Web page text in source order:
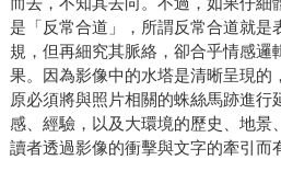
是「反常合道」，所謂反常合道就是
規，但再細究其脈絡，卻合乎情感邏
果。因為影像中的水塔是清晰呈現的
原必須將與照片相關的蛛絲馬跡進行
感、經驗，以及大環境的歷史、地景
讀者透過影像的衝擊與文字的牽引而